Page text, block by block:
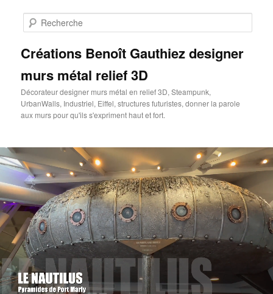
contenu
Créations Benoît Gauthiez designer
murs métal relief 3D
Décorateur designer murs métal en relief 3D, Steampunk,
UrbanWalls, Industriel, Eiffel, structures futuristes, donner la parole
aux murs pour qu'ils s'expriment haut et fort.